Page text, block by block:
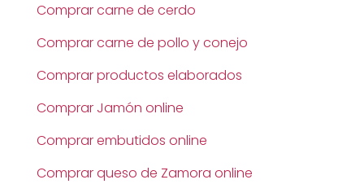
Comprar carne de cerdo
Comprar carne de pollo y conejo
Comprar productos elaborados
Comprar Jamón online
Comprar embutidos online
Comprar queso de Zamora online